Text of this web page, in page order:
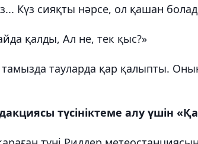
Күз сияқты нәрсе, ол қашан
қалды, Ал не, тек қыс?»
тауларда қар қалыпты.
түсініктеме алу үшін